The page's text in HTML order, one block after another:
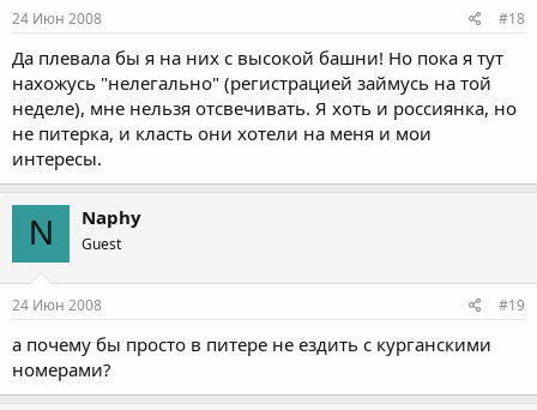
24 Июн 2008 #18
Да плевала бы я на них с высокой башни! Но пока я тут
нахожусь "нелегально" (регистрацией займусь на той
неделе), мне нельзя отсвечивать. Я хоть и россиянка, но
не питерка, и класть они хотели на меня и мои
интересы.
N Naphy
Guest
24 Июн 2008 #19
а почему бы просто в питере не ездить с курганскими
номерами?